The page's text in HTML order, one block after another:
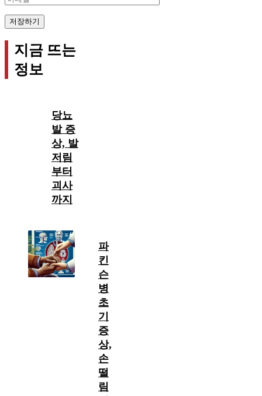
지금 뜨는
정보
당뇨
발 증
상, 발
저림
부터
괴사
까지
파
킨
슨
병
초
기
증
상,
손
떨
림